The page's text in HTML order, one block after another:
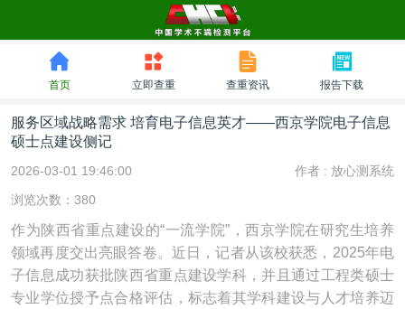
首页 立即查重 查重资讯 报告下载
服务区域战略需求 培育电子信息英才——西京学院电子信息
硕士点建设侧记
2026-03-01 19:46:00 作者 : 放心测系统
浏览次数：380
作为陕西省重点建设的“一流学院”，西京学院在研究生培养
领域再度交出亮眼答卷。近日，记者从该校获悉，2025年电
子信息成功获批陕西省重点建设学科，并且通过工程类硕士
专业学位授予点合格评估，标志着其学科建设与人才培养迈